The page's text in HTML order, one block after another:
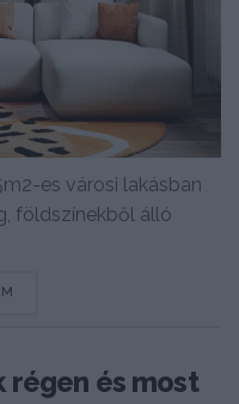
es városi lakásban
földszínekből álló
régen és most